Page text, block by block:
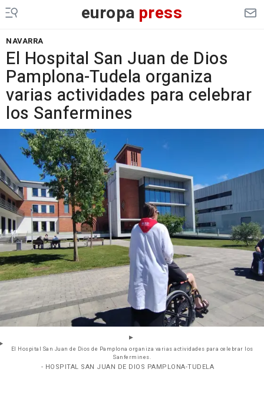
europa press
NAVARRA
El Hospital San Juan de Dios
Pamplona-Tudela organiza
varias actividades para celebrar
los Sanfermines
El Hospital San Juan de Dios de Pamplona organiza varias actividades para celebrar los
Sanfermines.
- HOSPITAL SAN JUAN DE DIOS PAMPLONA-TUDELA